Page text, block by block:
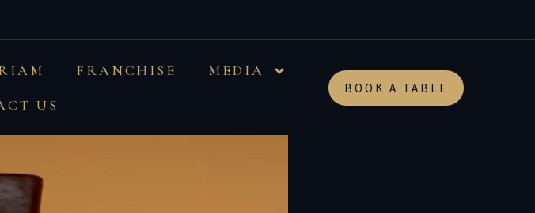
FRANCHISE
MEDIA
US
BOOK A TABLE
عساكم تعودونه و بمونتوك تحلونه…